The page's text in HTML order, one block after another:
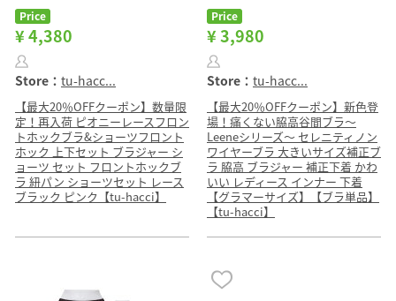
Price
¥ 4,380
Store： tu-hacc...
【最大20％OFFクーポン】数量限
定！再入荷 ピオニーレースフロン
トホックブラ&ショーツフロント
ホック 上下セット ブラジャー シ
ョーツ セット フロントホックブ
ラ 紐パン ショーツセット レース
ブラック ピンク【tu-hacci】
Price
¥ 3,980
Store： tu-hacc...
【最大20％OFFクーポン】新色登
場！痛くない脇高谷間ブラ〜
Leeneシリーズ〜 セレニティノン
ワイヤーブラ 大きいサイズ補正ブ
ラ 脇高 ブラジャー 補正下着 かわ
いい レディース インナー 下着
【グラマーサイズ】【ブラ単品】
【tu-hacci】